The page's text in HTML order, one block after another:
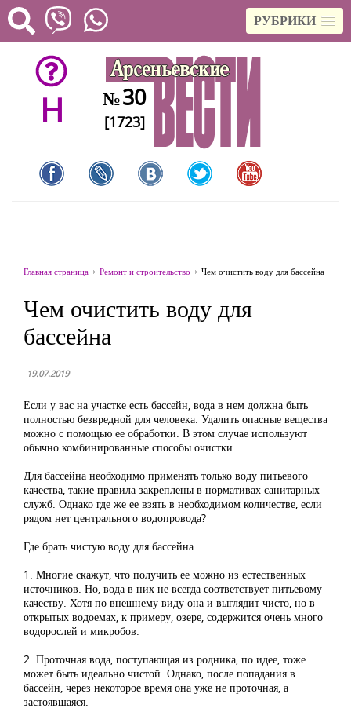
РУБРИКИ
H №30
[1723]
Главная страница Ремонт и строительство Чем очистить воду для бассейна
Чем очистить воду для
бассейна
19.07.2019
Если у вас на участке есть бассейн, вода в нем должна быть
полностью безвредной для человека. Удалить опасные вещества
можно с помощью ее обработки. В этом случае используют
обычно комбинированные способы очистки.
Для бассейна необходимо применять только воду питьевого
качества, такие правила закреплены в нормативах санитарных
служб. Однако где же ее взять в необходимом количестве, если
рядом нет центрального водопровода?
Где брать чистую воду для бассейна
1. Многие скажут, что получить ее можно из естественных
источников. Но, вода в них не всегда соответствует питьевому
качеству. Хотя по внешнему виду она и выглядит чисто, но в
открытых водоемах, к примеру, озере, содержится очень много
водорослей и микробов.
2. Проточная вода, поступающая из родника, по идее, тоже
может быть идеально чистой. Однако, после попадания в
бассейн, через некоторое время она уже не проточная, а
застоявшаяся.